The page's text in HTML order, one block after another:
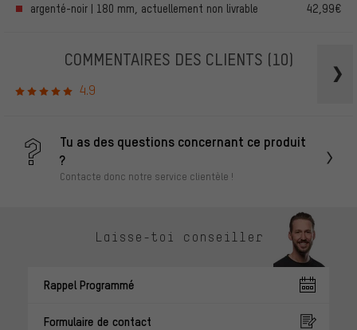
argenté-noir | 180 mm, actuellement non livrable 42,99€
COMMENTAIRES DES CLIENTS (10)
4.9
Tu as des questions concernant ce produit
?
Contacte donc notre service clientèle !
Laisse-toi conseiller
Rappel Programmé
Formulaire de contact